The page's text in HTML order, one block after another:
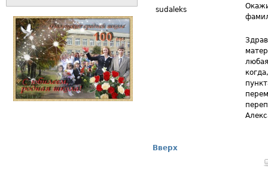
sudaleks
Вверх